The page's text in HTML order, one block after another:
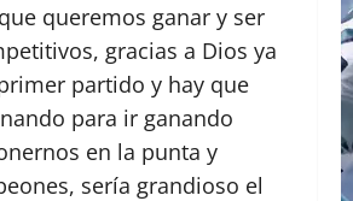
queremos ganar y ser
gracias a Dios ya
partido y hay que
para ir ganando
en la punta y
sería grandioso el